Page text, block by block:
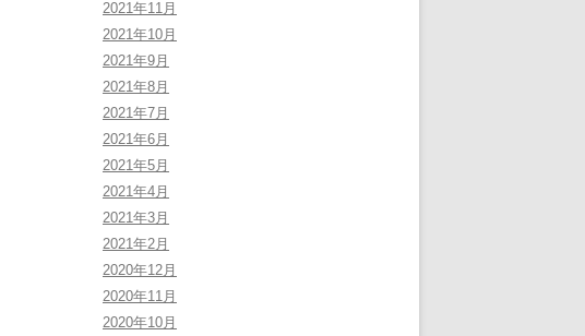
2021年11月
2021年10月
2021年9月
2021年8月
2021年7月
2021年6月
2021年5月
2021年4月
2021年3月
2021年2月
2020年12月
2020年11月
2020年10月